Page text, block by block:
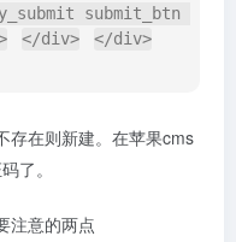
submit_btn
</div>
</div>
存在则新建。在苹果cms
了。
注意的两点